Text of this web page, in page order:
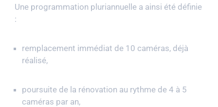
Une programmation pluriannuelle a ainsi été définie
:
remplacement immédiat de 10 caméras, déjà
réalisé,
poursuite de la rénovation au rythme de 4 à 5
caméras par an,